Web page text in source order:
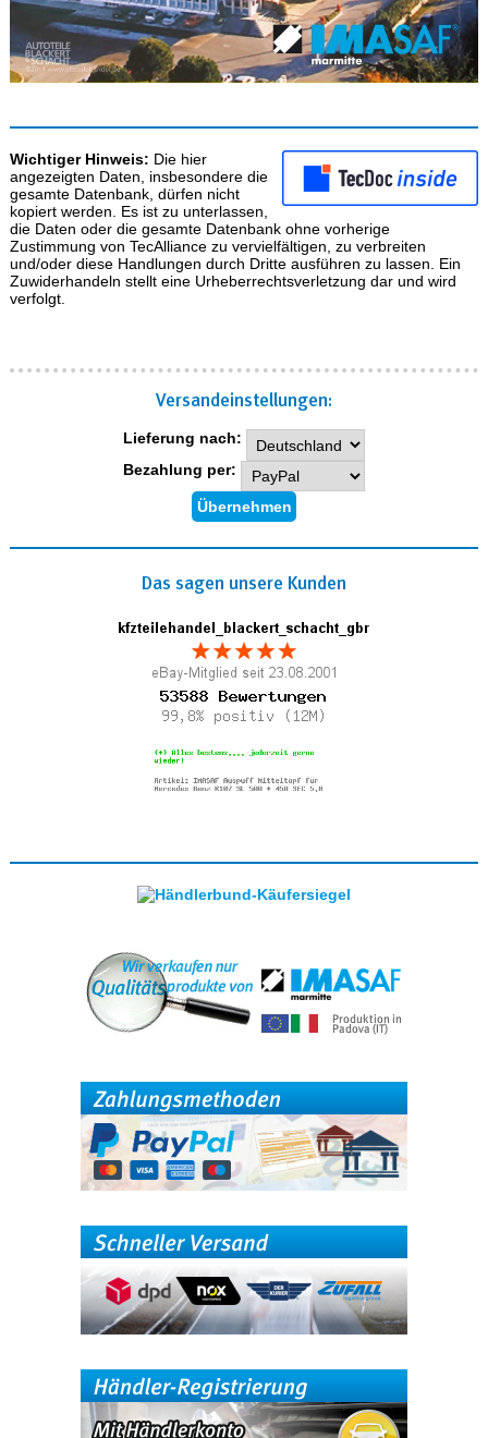
Wichtiger Hinweis: Die hier
angezeigten Daten, insbesondere die
gesamte Datenbank, dürfen nicht
kopiert werden. Es ist zu unterlassen,
die Daten oder die gesamte Datenbank ohne vorherige
Zustimmung von TecAlliance zu vervielfältigen, zu verbreiten
und/oder diese Handlungen durch Dritte ausführen zu lassen. Ein
Zuwiderhandeln stellt eine Urheberrechtsverletzung dar und wird
verfolgt.
Versand­einstellungen:
Lieferung nach:
Bezahlung per:
Das sagen unsere Kunden